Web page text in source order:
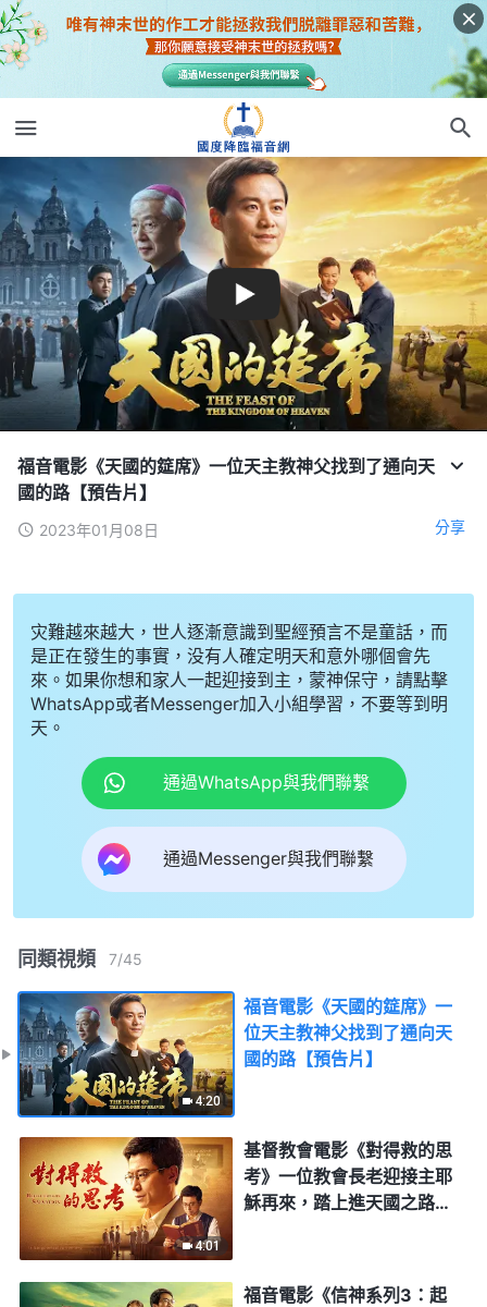
福音電影《天國的筵席》一位天主教神父找到了通向天
國的路【預告片】
2023年01月08日 分享
灾難越來越大，世人逐漸意識到聖經預言不是童話，而
是正在發生的事實，没有人確定明天和意外哪個會先
來。如果你想和家人一起迎接到主，蒙神保守，請點擊
WhatsApp或者Messenger加入小組學習，不要等到明
天。
通過WhatsApp與我們聯繫
通過Messenger與我們聯繫
同類視頻 7/45
4:20
福音電影《天國的筵席》一
位天主教神父找到了通向天
國的路【預告片】
4:01
基督教會電影《對得救的思
考》一位教會長老迎接主耶
穌再來，踏上進天國之路的
福音電影《信神系列3：起